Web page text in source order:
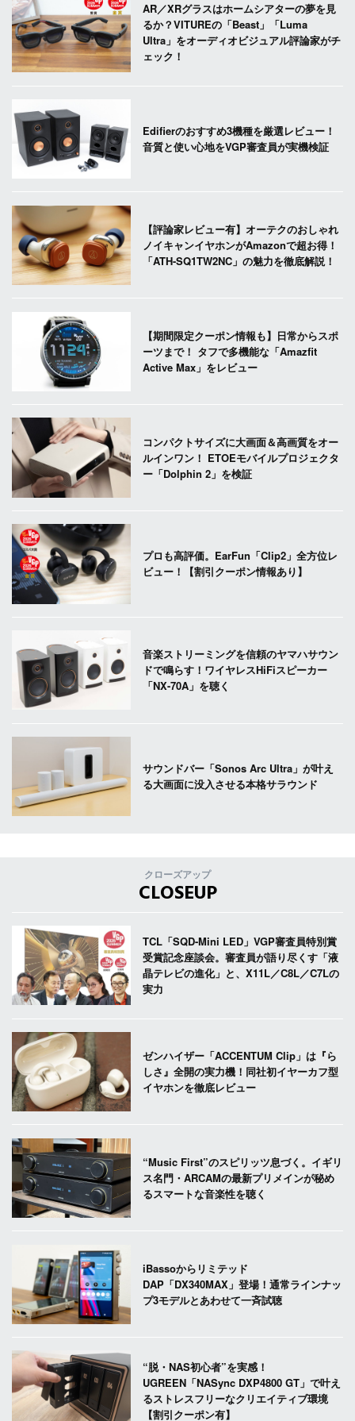
AR／XRグラスはホームシアターの夢を見
るか？VITUREの「Beast」「Luma
Ultra」をオーディオビジュアル評論家がチ
ェック！
Edifierのおすすめ3機種を厳選レビュー！
音質と使い心地をVGP審査員が実機検証
【評論家レビュー有】オーテクのおしゃれ
ノイキャンイヤホンがAmazonで超お得！
「ATH-SQ1TW2NC」の魅力を徹底解説！
【期間限定クーポン情報も】日常からスポ
ーツまで！ タフで多機能な「Amazfit
Active Max」をレビュー
コンパクトサイズに大画面＆高画質をオー
ルインワン！ ETOEモバイルプロジェクタ
ー「Dolphin 2」を検証
プロも高評価。EarFun「Clip2」全方位レ
ビュー！【割引クーポン情報あり】
音楽ストリーミングを信頼のヤマハサウン
ドで鳴らす！ワイヤレスHiFiスピーカー
「NX-70A」を聴く
サウンドバー「Sonos Arc Ultra」が叶え
る大画面に没入させる本格サラウンド
クローズアップ
CLOSEUP
TCL「SQD-Mini LED」VGP審査員特別賞
受賞記念座談会。審査員が語り尽くす「液
晶テレビの進化」と、X11L／C8L／C7Lの
実力
ゼンハイザー「ACCENTUM Clip」は『ら
しさ』全開の実力機！同社初イヤーカフ型
イヤホンを徹底レビュー
“Music First”のスピリッツ息づく。イギリ
ス名門・ARCAMの最新プリメインが秘め
るスマートな音楽性を聴く
iBassoからリミテッド
DAP「DX340MAX」登場！通常ラインナッ
プ3モデルとあわせて一斉試聴
“脱・NAS初心者”を実感！
UGREEN「NASync DXP4800 GT」で叶え
るストレスフリーなクリエイティブ環境
【割引クーポン有】